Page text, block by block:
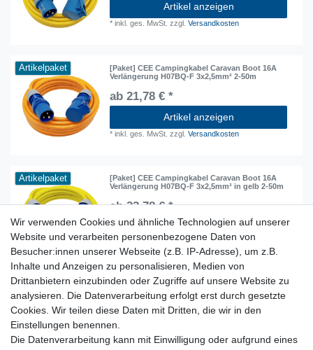
Artikel anzeigen
*inkl. ges. MwSt. zzgl.Versandkosten
Artikelpaket
[Paket] CEE Campingkabel Caravan Boot 16A
Verlängerung H07BQ-F 3x2,5mm² 2-50m
ab 21,78 € *
Artikel anzeigen
*inkl. ges. MwSt. zzgl.Versandkosten
Artikelpaket
[Paket] CEE Campingkabel Caravan Boot 16A
Verlängerung H07BQ-F 3x2,5mm² in gelb 2-50m
ab 22,78 € *
Artikel anzeigen
inkl. ges. MwSt. zzgl.Versandkosten
Lieferzeit etwa 1 bis 3 Werktage
Kostenloser Versand ab 199 EURO Warenwert
Wir verwenden Cookies und ähnliche Technologien auf unserer
Website und verarbeiten personenbezogene Daten von
Besucher:innen unserer Webseite (z.B. IP-Adresse), um z.B.
Inhalte und Anzeigen zu personalisieren, Medien von
Drittanbietern einzubinden oder Zugriffe auf unsere Website zu
analysieren. Die Datenverarbeitung erfolgt erst durch gesetzte
Cookies. Wir teilen diese Daten mit Dritten, die wir in den
Einstellungen benennen.
Die Datenverarbeitung kann mit Einwilligung oder aufgrund eines